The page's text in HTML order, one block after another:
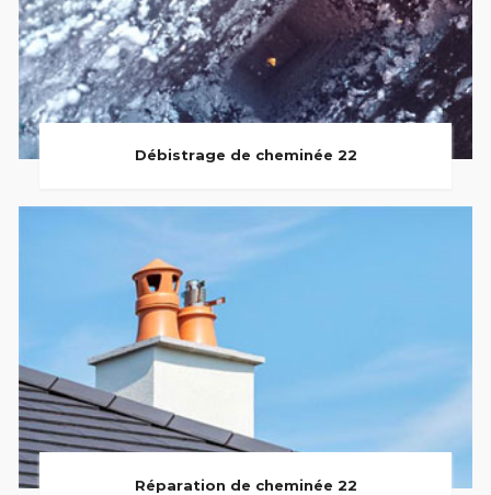
Débistrage de cheminée 22
Réparation de cheminée 22